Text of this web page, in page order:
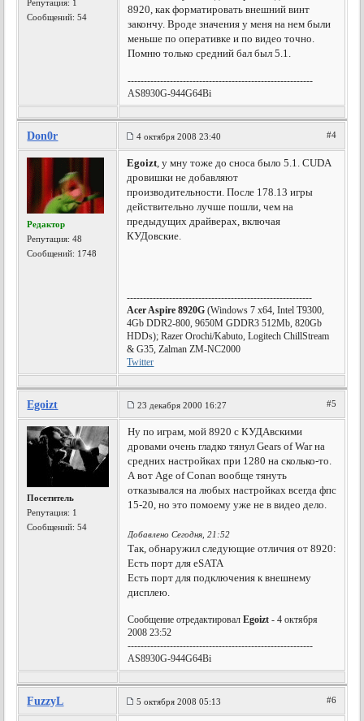
Репутация: 1
Сообщений: 54
8920, как форматировать внешний винт
закончу. Вроде значения у меня на нем были
меньше по оперативке и по видео точно.
Помню только средний бал был 5.1.
---------------------------------------------------------
AS8930G-944G64Bi
Don0r 4 октября 2008 23:40 #4
Редактор
Репутация:48
Сообщений: 1748
Egoizt, у мну тоже до сноса было 5.1. CUDA
дровишки не добавляют
производительности. После 178.13 игры
действительно лучше пошли, чем на
предыдущих драйверах, включая
КУДовские.
---------------------------------------------------------
Acer Aspire 8920G (Windows 7 x64, Intel T9300,
4Gb DDR2-800, 9650M GDDR3 512Mb, 820Gb
HDDs); Razer Orochi/Kabuto, Logitech ChillStream
& G35, Zalman ZM-NC2000
Twitter
Egoizt 23 декабря 2000 16:27 #5
Посетитель
Репутация: 1
Сообщений: 54
Ну по играм, мой 8920 с КУДАвскими
дровами очень гладко тянул Gears of War на
средних настройках при 1280 на сколько-то.
А вот Age of Conan вообще тянуть
отказывался на любых настройках всегда фпс
15-20, но это помоему уже не в видео дело.
Добавлено Сегодня, 21:52
Так, обнаружил следующие отличия от 8920:
Есть порт для eSATA
Есть порт для подключения к внешнему
дисплею.
Сообщение отредактировалEgoizt - 4 октября
2008 23:52
---------------------------------------------------------
AS8930G-944G64Bi
FuzzyL 5 октября 2008 05:13 #6